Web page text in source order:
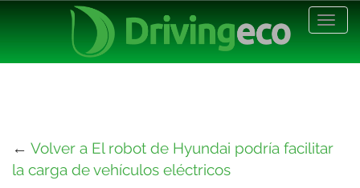
← Volver a El robot de Hyundai podría facilitar
la carga de vehículos eléctricos